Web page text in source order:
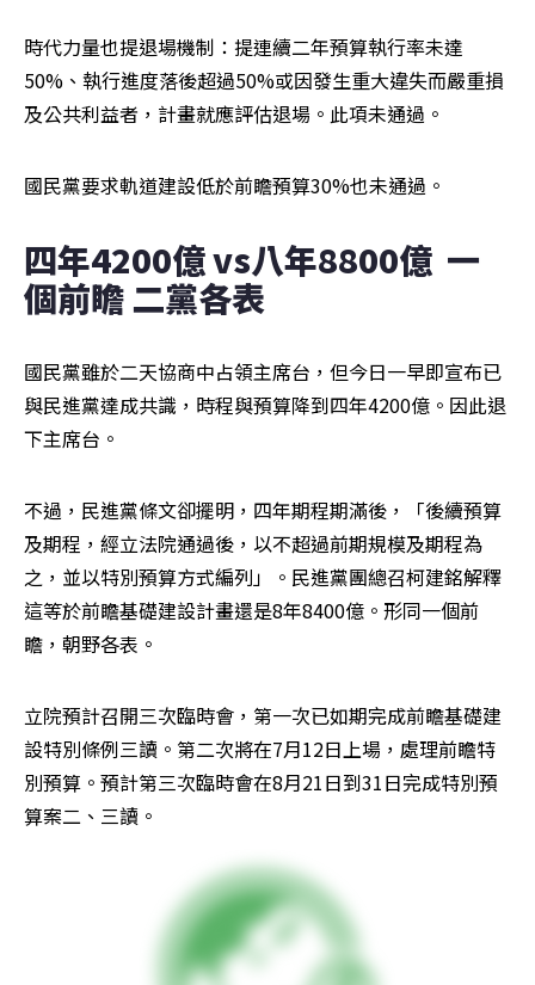
時代力量也提退場機制：提連續二年預算執行率未達
50%、執行進度落後超過50%或因發生重大違失而嚴重損
及公共利益者，計畫就應評估退場。此項未通過。
國民黨要求軌道建設低於前瞻預算30%也未通過。
四年4200億 vs八年8800億  一
個前瞻 二黨各表
國民黨雖於二天協商中占領主席台，但今日一早即宣布已
與民進黨達成共識，時程與預算降到四年4200億。因此退
下主席台。
不過，民進黨條文卻擺明，四年期程期滿後，「後續預算
及期程，經立法院通過後，以不超過前期規模及期程為
之，並以特別預算方式編列」。民進黨團總召柯建銘解釋
這等於前瞻基礎建設計畫還是8年8400億。形同一個前
瞻，朝野各表。
立院預計召開三次臨時會，第一次已如期完成前瞻基礎建
設特別條例三讀。第二次將在7月12日上場，處理前瞻特
別預算。預計第三次臨時會在8月21日到31日完成特別預
算案二、三讀。